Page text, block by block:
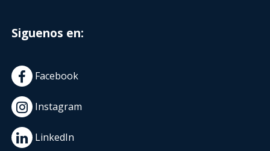
Siguenos en:
Facebook
Instagram
LinkedIn